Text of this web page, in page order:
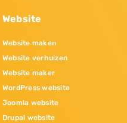
Website
Website maken
Website verhuizen
Website maker
WordPress website
Joomla website
Drupal website